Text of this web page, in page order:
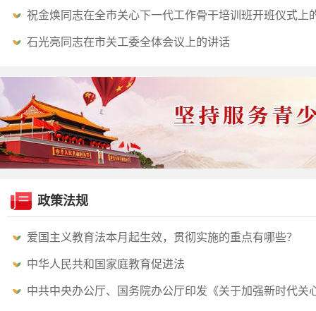
全国关工委工作会议上的报告
祝金焕同志在全市关心下一代工作骨干培训班开班仪式上
石光亮同志在市关工委全体会议上的讲话
政策法规
爱国主义教育法本月起生效，贯彻实施的重点有哪些？
中华人民共和国家庭教育促进法
中共中央办公厅、国务院办公厅印发《关于加强新时代关